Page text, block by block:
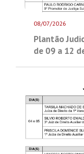
08/07/2026
Plantão
de 09 a 12